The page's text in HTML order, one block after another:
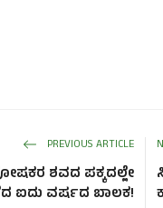
PREVIOUS ARTICLE
ಶವದ ಪಕ್ಕದಲ್ಲೇ
ಐದು ವರ್ಷದ ಬಾಲಕ!